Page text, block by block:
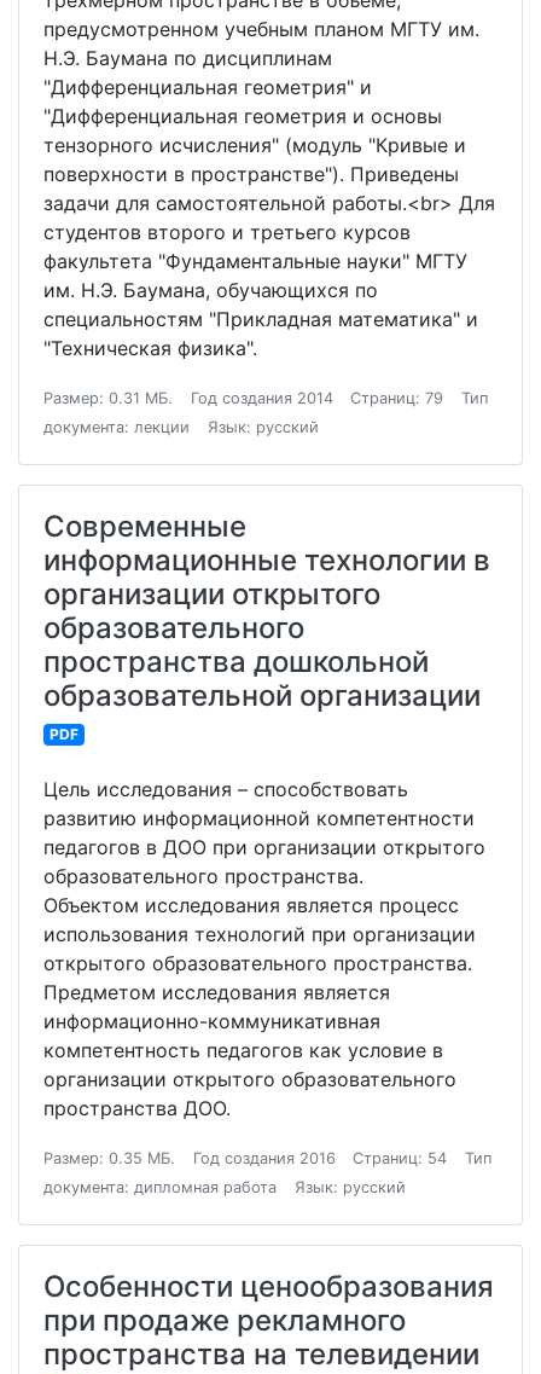
предусмотренном учебным планом МГТУ им.
Н.Э. Баумана по дисциплинам
"Дифференциальная геометрия" и
"Дифференциальная геометрия и основы
тензорного исчисления" (модуль "Кривые и
поверхности в пространстве"). Приведены
задачи для самостоятельной работы.<br> Для
студентов второго и третьего курсов
факультета "Фундаментальные науки" МГТУ
им. Н.Э. Баумана, обучающихся по
специальностям "Прикладная математика" и
"Техническая физика".
Размер: 0.31 МБ. Год создания 2014 Страниц: 79
Тип
документа: лекции
Язык: русский
Современные
информационные технологии в
организации открытого
образовательного
пространства дошкольной
образовательной организации
PDF
Цель исследования – способствовать
развитию информационной компетентности
педагогов в ДОО при организации открытого
образовательного пространства.
Объектом исследования является процесс
использования технологий при организации
открытого образовательного пространства.
Предметом исследования является
информационно-коммуникативная
компетентность педагогов как условие в
организации открытого образовательного
пространства ДОО.
Размер: 0.35 МБ. Год создания 2016 Страниц: 54
Тип
документа: дипломная работа
Язык: русский
Особенности ценообразования
при продаже рекламного
пространства на телевидении